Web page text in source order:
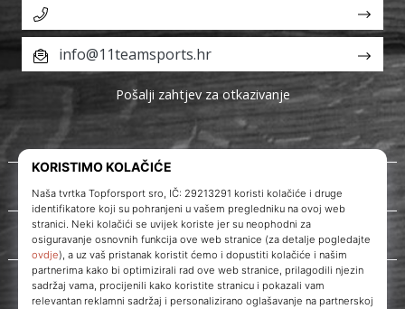
O nama
Korisnička podrška
info@11teamsports.hr
Pošalji zahtjev za otkazivanje